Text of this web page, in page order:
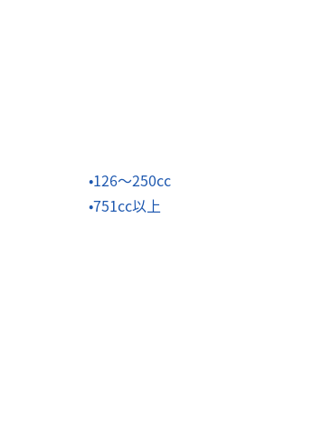
126～250cc
751cc以上